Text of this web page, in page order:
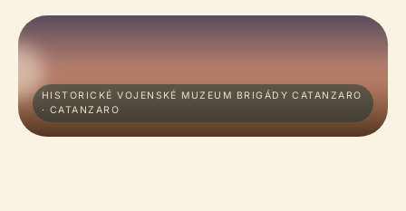
HISTORICKÉ VOJENSKÉ MUZEUM BRIGÁDY CATANZARO
· CATANZARO